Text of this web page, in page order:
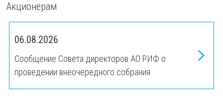
Акционерам
06.08.2026
Сообщение Совета директоров АО РИФ о
проведении внеочередного собрания